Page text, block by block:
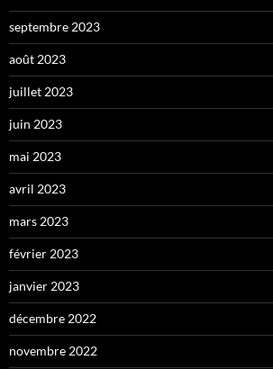
septembre 2023
août 2023
juillet 2023
juin 2023
mai 2023
avril 2023
mars 2023
février 2023
janvier 2023
décembre 2022
novembre 2022